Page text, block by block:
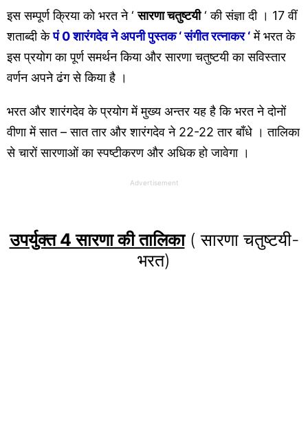
इस सम्पूर्ण क्रिया को भरत ने ‘सारणा चतुष्टयी‘ की संज्ञा दी । 17 वीं
शताब्दी केपं 0 शारंगदेव ने अपनी पुस्तक ‘ संगीत रत्नाकर ‘में भरत के
इस प्रयोग का पूर्ण समर्थन किया और सारणा चतुष्टयी का सविस्तार
वर्णन अपने ढंग से किया है ।
भरत और शारंगदेव के प्रयोग में मुख्य अन्तर यह है कि भरत ने दोनों
वीणा में सात – सात तार और शारंगदेव ने 22-22 तार बाँधे । तालिका
से चारों सारणाओं का स्पष्टीकरण और अधिक हो जावेगा ।
Advertisement
उपर्युक्त 4 सारणा की तालिका( सारणा चतुष्टयी-
भरत)